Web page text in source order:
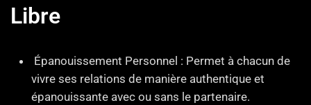
Libre
Épanouissement Personnel : Permet à chacun de
vivre ses relations de manière authentique et
épanouissante avec ou sans le partenaire.